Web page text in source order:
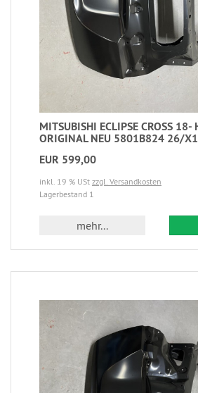
MITSUBISHI ECLIPSE CROSS 18-
ORIGINAL NEU 5801B824 26/
EUR 599,00
inkl. 19 % USt zzgl. Versandkosten
Lagerbestand 1
mehr...